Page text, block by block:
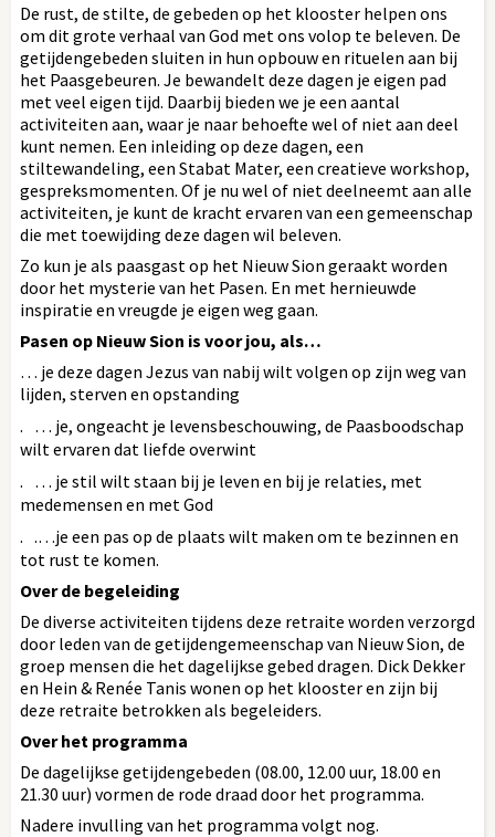
De rust, de stilte, de gebeden op het klooster helpen ons
om dit grote verhaal van God met ons volop te beleven. De
getijdengebeden sluiten in hun opbouw en rituelen aan bij
het Paasgebeuren. Je bewandelt deze dagen je eigen pad
met veel eigen tijd. Daarbij bieden we je een aantal
activiteiten aan, waar je naar behoefte wel of niet aan deel
kunt nemen. Een inleiding op deze dagen, een
stiltewandeling, een Stabat Mater, een creatieve workshop,
gespreksmomenten. Of je nu wel of niet deelneemt aan alle
activiteiten, je kunt de kracht ervaren van een gemeenschap
die met toewijding deze dagen wil beleven.
Zo kun je als paasgast op het Nieuw Sion geraakt worden
door het mysterie van het Pasen. En met hernieuwde
inspiratie en vreugde je eigen weg gaan.
Pasen op Nieuw Sion is voor jou, als…
… je deze dagen Jezus van nabij wilt volgen op zijn weg van
lijden, sterven en opstanding
. … je, ongeacht je levensbeschouwing, de Paasboodschap
wilt ervaren dat liefde overwint
. … je stil wilt staan bij je leven en bij je relaties, met
medemensen en met God
. .…je een pas op de plaats wilt maken om te bezinnen en
tot rust te komen.
Over de begeleiding
De diverse activiteiten tijdens deze retraite worden verzorgd
door leden van de getijdengemeenschap van Nieuw Sion, de
groep mensen die het dagelijkse gebed dragen. Dick Dekker
en Hein & Renée Tanis wonen op het klooster en zijn bij
deze retraite betrokken als begeleiders.
Over het programma
De dagelijkse getijdengebeden (08.00, 12.00 uur, 18.00 en
21.30 uur) vormen de rode draad door het programma.
Nadere invulling van het programma volgt nog.